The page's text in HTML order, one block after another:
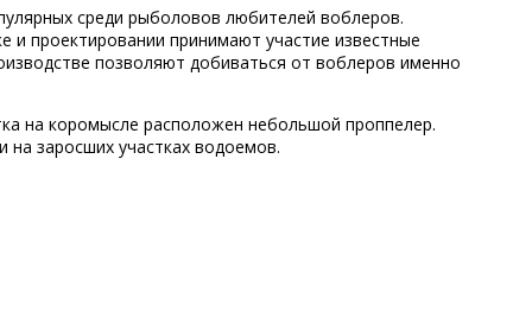
среди рыболовов любителей воблеров.
проектировании принимают участие известные
позволяют добиваться от воблеров именно
на коромысле расположен небольшой проппелер.
заросших участках водоемов.